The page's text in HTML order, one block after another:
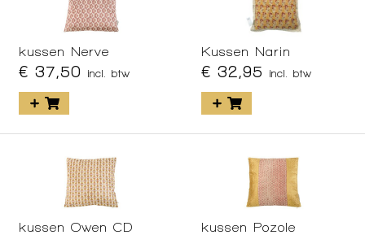
kussen Nerve
€ 37,50 incl. btw
Kussen Narin
€ 32,95 incl. btw
kussen Owen CD kussen Pozole